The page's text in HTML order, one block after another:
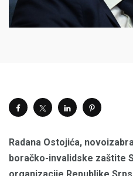
Radana Ostojića,
boračko-invalidske zaštite